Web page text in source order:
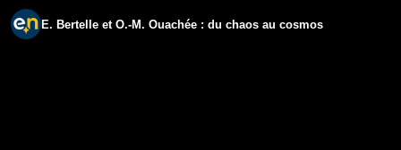
E. Bertelle et O.-M. Ouachée : du chaos au cosmos